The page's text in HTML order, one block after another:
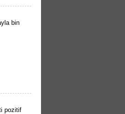
bin
pozitif